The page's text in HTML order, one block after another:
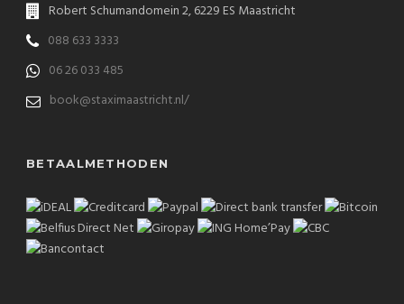
Robert Schumandomein 2, 6229 ES Maastricht
088 633 3333
06 26 033 485
book@staximaastricht.nl/
BETAALMETHODEN